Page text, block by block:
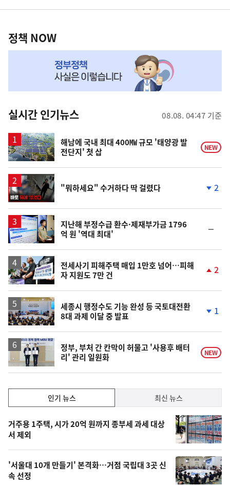
영
책
NOW,
뉴
스
정책 NOW
실시간 인기뉴스 08.08. 04:47 기준
해남에 국내 최대 400㎿ 규모 '태양광 발
전단지' 첫 삽
NEW
영
상
"뭐하세요" 수거하다 딱 걸렸다
계
2
지난해 부정수급 환수·제재부가금 1796
억 원 '역대 최대'
일
전세사기 피해주택 매입 1만호 넘어…피해
자 지원도 7만 건
계
2
세종시 행정수도 기능 완성 등 국토대전환
8대 과제 이달 중 발표
계
락
1
정부, 부처 간 칸막이 허물고 '사용후 배터
리' 관리 일원화
NEW
기,
최
신,
오
늘
인기 뉴스 최신 뉴스
기
뉴
스
거주용 1주택, 시가 20억 원까지 종부세 과세 대상
서 제외
'서울대 10개 만들기' 본격화…거점 국립대 3곳 신
속 선정